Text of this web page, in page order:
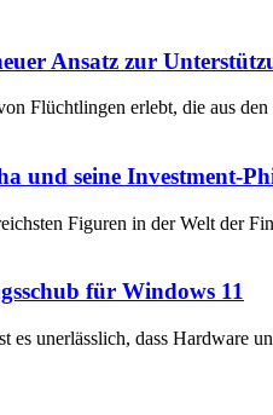
Ansatz zur
Flüchtlingen erlebt, die aus
und seine Investment-
Figuren in der Welt der
für Windows 11
es unerlässlich, dass Hardware